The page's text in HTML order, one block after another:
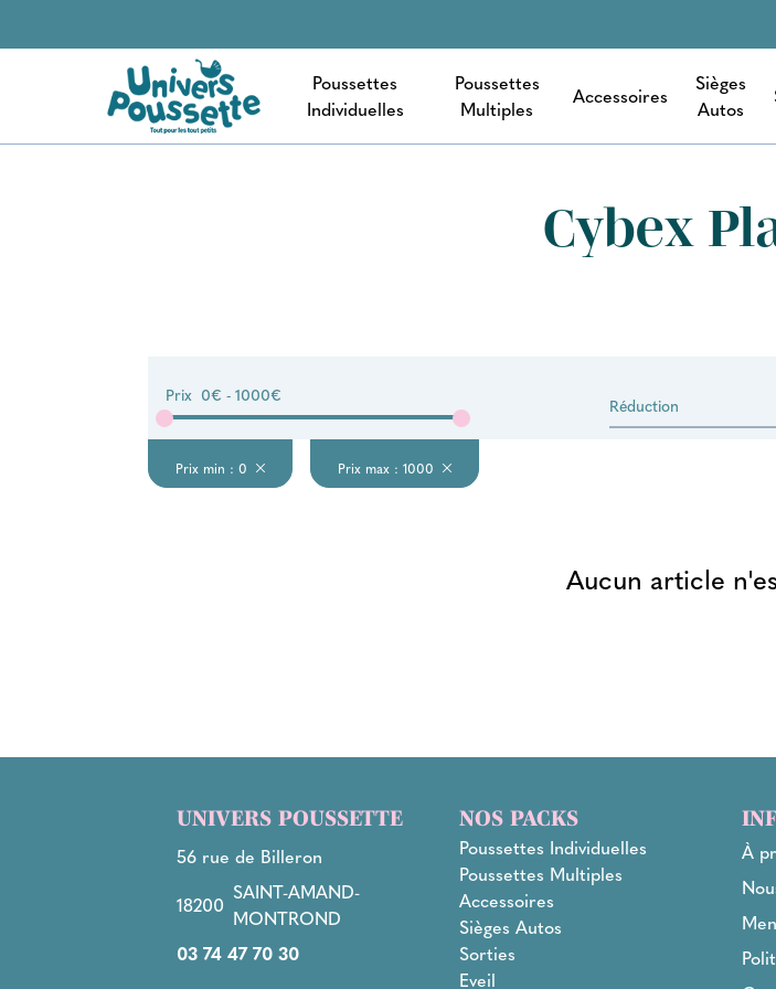
Poussettes
Individuelles
Poussettes
Multiples
Accessoires
Sièges
Autos
Cybex
Prix 0€ - 1000€ Réduction
Prix min : 0 Prix max : 1000
Aucun article
UNIVERS POUSSETTE
56 rue de Billeron
18200
SAINT-AMAND-
MONTROND
03 74 47 70 30
NOS PACKS
Poussettes Individuelles
Poussettes Multiples
Accessoires
Sièges Autos
Sorties
Eveil
À